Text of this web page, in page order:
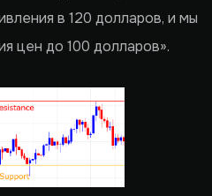
в 120 долларов, и мы
цен до 100 долларов».